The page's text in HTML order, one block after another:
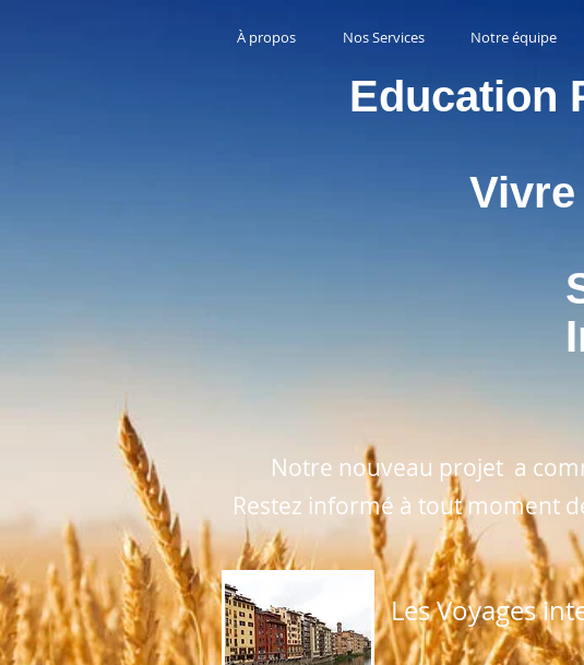
À propos Nos Services Notre équipe
Education
Vivre sa
Notre nouveau projet a
Restez informé à tout moment
Les Voyages